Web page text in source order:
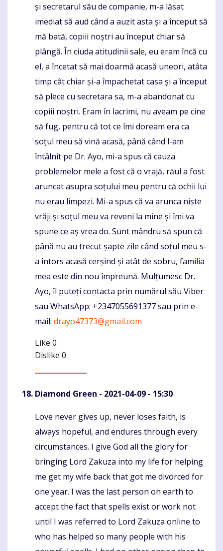
și secretarul său de companie, m-a lăsat
imediat să aud când a auzit asta și a început să
mă bată, copiii noștri au început chiar să
plângă. În ciuda atitudinii sale, eu eram încă cu
el, a încetat să mai doarmă acasă uneori, atâta
timp cât chiar și-a împachetat casa și a început
să plece cu secretara sa, m-a abandonat cu
copiii noștri. Eram în lacrimi, nu aveam pe cine
să fug, pentru că tot ce îmi doream era ca
soțul meu să vină acasă, până când l-am
întâlnit pe Dr. Ayo, mi-a spus că cauza
problemelor mele a fost că o vrajă, răul a fost
aruncat asupra soțului meu pentru că ochii lui
nu erau limpezi. Mi-a spus că va arunca niște
vrăji și soțul meu va reveni la mine și îmi va
spune ce aș vrea do. Sunt mândru să spun că
până nu au trecut șapte zile când soțul meu s-
a întors acasă cerșind și atât de sobru, familia
mea este din nou împreună. Mulțumesc Dr.
Ayo, îl puteți contacta prin numărul său Viber
sau WhatsApp: +2347055691377 sau prin e-
mail: drayo47373@gmail.com
Like 0
Dislike 0
Diamond Green - 2021-04-09 - 15:30
Komentaras
Love never gives up, never loses faith, is
always hopeful, and endures through every
circumstances. I give God all the glory for
bringing Lord Zakuza into my life for helping
me get my wife back that got me divorced for
one year. I was the last person on earth to
accept the fact that spells exist or work not
until I was referred to Lord Zakuza online to
who has helped so many people with his